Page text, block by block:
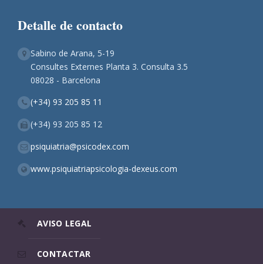
Detalle de contacto
Sabino de Arana, 5-19
Consultes Externes Planta 3. Consulta 3.5
08028 - Barcelona
(+34) 93 205 85 11
(+34) 93 205 85 12
psiquiatria@psicodex.com
www.psiquiatriapsicologia-dexeus.com
AVISO LEGAL
CONTACTAR